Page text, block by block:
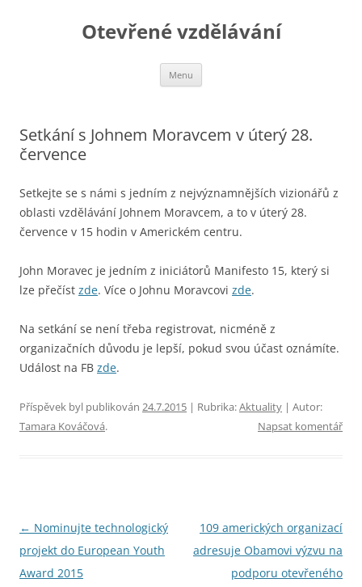
Otevřené vzdělávání
Menu
Setkání s Johnem Moravcem v úterý 28.
července
Setkejte se s námi s jedním z nejvýznamnějších vizionářů z
oblasti vzdělávání Johnem Moravcem, a to v úterý 28.
července v 15 hodin v Americkém centru.
John Moravec je jedním z iniciátorů Manifesto 15, který si
lze přečíst zde. Více o Johnu Moravcovi zde.
Na setkání se není třeba registrovat, nicméně z
organizačních důvodu je lepší, pokud svou účast oznámíte.
Událost na FB zde.
Příspěvek byl publikován 24.7.2015 | Rubrika:Aktuality | Autor:
Tamara Kováčová. Napsat komentář
Navigace
pro
příspěvky
← Nominujte technologický
projekt do European Youth
Award 2015
109 amerických organizací
adresuje Obamovi výzvu na
podporu otevřeného